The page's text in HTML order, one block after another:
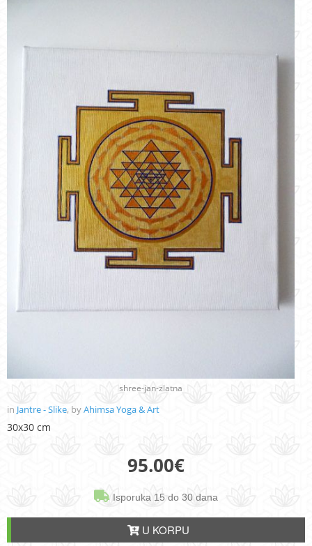
shree-jan-zlatna
in Jantre - Slike, byAhimsa Yoga & Art
30x30 cm
95.00€
Isporuka 15 do 30 dana
U KORPU